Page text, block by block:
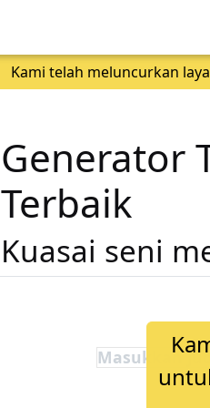
Kami telah meluncurkan
Generator
Terbaik
Kuasai seni